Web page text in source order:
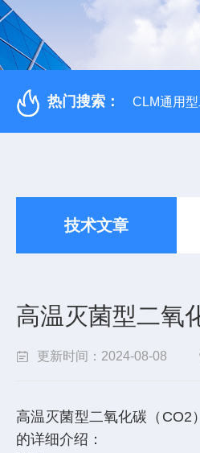
热门搜索： CLM通用
技术文章
高温灭菌型二氧
更新时间：2024-08-08
高温灭菌型二氧化碳（CO2
的详细介绍：